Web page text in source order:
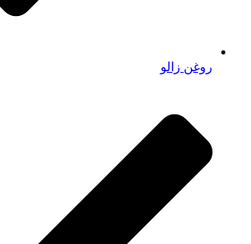
روغن زالو